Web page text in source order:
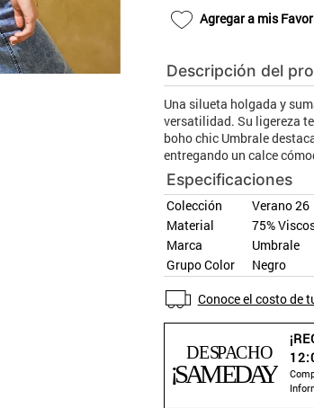
Agregar a mis
Descripción del
Una silueta holgada y
versatilidad. Su ligereza
boho chic Umbrale
entregando un calce
Especificaciones
Colección
Verano 26
Material
75%
Marca
Umbrale
Grupo Color
Negro
Conoce el costo de